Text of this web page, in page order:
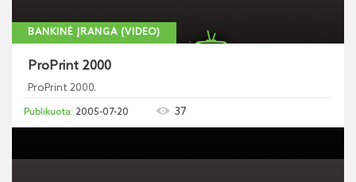
BANKINĖ ĮRANGA (VIDEO)
ProPrint 2000
ProPrint 2000.
2005-07-20 37